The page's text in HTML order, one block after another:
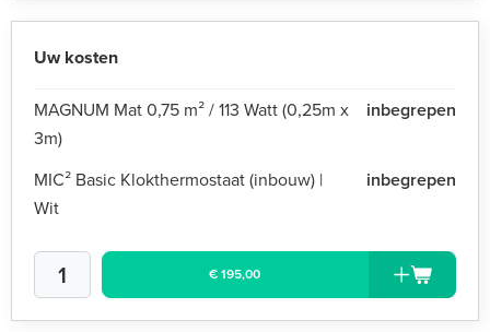
Uw kosten
MAGNUM Mat 0,75 m² / 113 Watt (0,25m x
3m)
inbegrepen
MIC² Basic Klokthermostaat (inbouw) |
Wit
inbegrepen
€ 195,00